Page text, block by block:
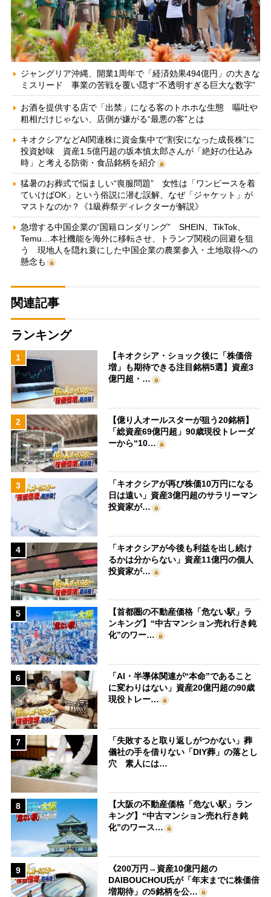
ジャングリア沖縄、開業1周年で「経済効果494億円」の大きな
ミスリード 事業の苦戦を覆い隠す“不透明すぎる巨大な数字”
お酒を提供する店で「出禁」になる客のトホホな生態 嘔吐や
粗相だけじゃない、店側が嫌がる“最悪の客”とは
キオクシアなどAI関連株に資金集中で“割安になった成長株”に
投資妙味 資産1.5億円超の坂本慎太郎さんが「絶好の仕込み
時」と考える防衛・食品銘柄を紹介
猛暑のお葬式で悩ましい“喪服問題” 女性は「ワンピースを着
ていけばOK」という俗説に潜む誤解、なぜ「ジャケット」が
マストなのか？《1級葬祭ディレクターが解説》
急増する中国企業の“国籍ロンダリング” SHEIN、TikTok、
Temu…本社機能を海外に移転させ、トランプ関税の回避を狙
う 現地人を隠れ蓑にした中国企業の農業参入・土地取得への
懸念も
関連記事
ランキング
1
【キオクシア・ショック後に「株価倍
増」も期待できる注目銘柄5選】資産3
億円超・…
2
【億り人オールスターが狙う20銘柄】
「総資産69億円超」90歳現役トレーダ
ーから“10…
3
「キオクシアが再び株価10万円になる
日は遠い」資産3億円超のサラリーマン
投資家が…
4
「キオクシアが今後も利益を出し続け
るかは分からない」資産11億円の個人
投資家が…
5
【首都圏の不動産価格「危ない駅」ラ
ンキング】“中古マンション売れ行き鈍
化”のワー…
6
「AI・半導体関連が“本命”であること
に変わりはない」資産20億円超の90歳
現役トレー…
7
「失敗すると取り返しがつかない」葬
儀社の手を借りない「DIY葬」の落とし
穴 素人には…
8
【大阪の不動産価格「危ない駅」ラン
キング】“中古マンション売れ行き鈍
化”のワース…
9
《200万円→資産10億円超の
DAIBOUCHOU氏が「年末までに株価倍
増期待」の5銘柄を公…